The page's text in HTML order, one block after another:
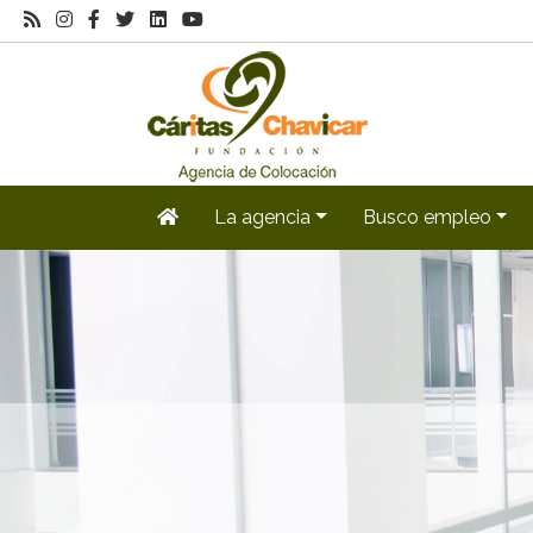
La agencia Busco empleo